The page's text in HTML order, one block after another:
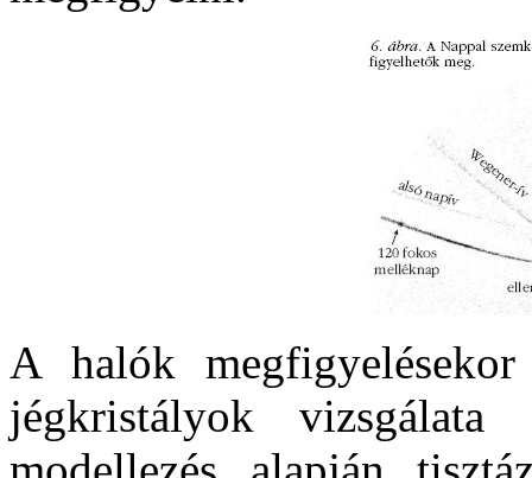
A halók
jégkristályok vizsgálata